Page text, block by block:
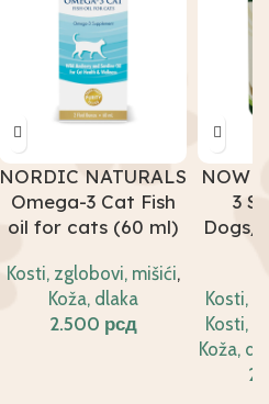
NORDIC NATURALS
Omega-3 Cat Fish
oil for cats (60 ml)
Kosti, zglobovi, mišići,
Koža, dlaka
рсд
NOW
3
Dogs/
Kosti,
Kosti,
Koža,